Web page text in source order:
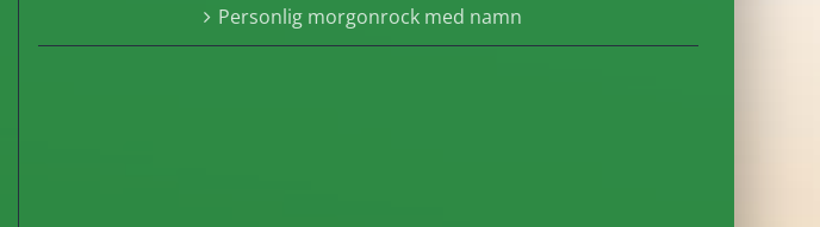
Personlig morgonrock med namn